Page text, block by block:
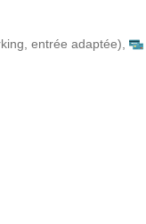
entrée adaptée)